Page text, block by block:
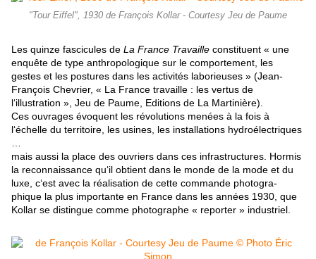
"Tour Eiffel", 1930 de François Kollar - Courtesy Jeu de Paume
Les quinze fascicules de La France Travaille constituent « une
enquête de type anthropologique sur le comportement, les
gestes et les postures dans les activités laborieuses » (Jean-
François Chevrier, « La France travaille : les vertus de
l‘illustration », Jeu de Paume, Editions de La Martinière).
Ces ouvrages évoquent les révolutions menées à la fois à
l‘échelle du territoire, les usines, les installations hydroélectriques
mais aussi la place des ouvriers dans ces infrastructures. Hormis
la reconnaissance qu‘il obtient dans le monde de la mode et du
luxe, c‘est avec la réalisation de cette commande photogra-
phique la plus importante en France dans les années 1930, que
Kollar se distingue comme photographe « reporter » industriel.